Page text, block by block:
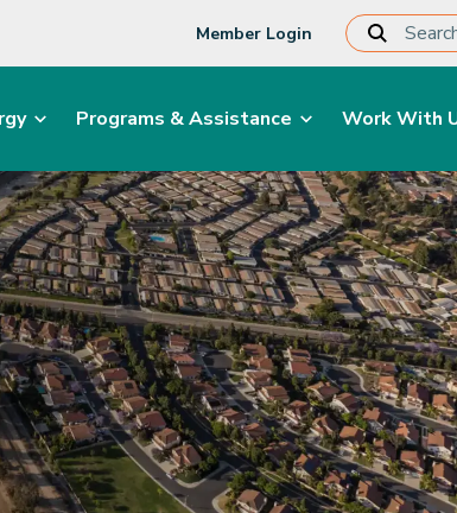
Member Login
Programs & Assistance Work With